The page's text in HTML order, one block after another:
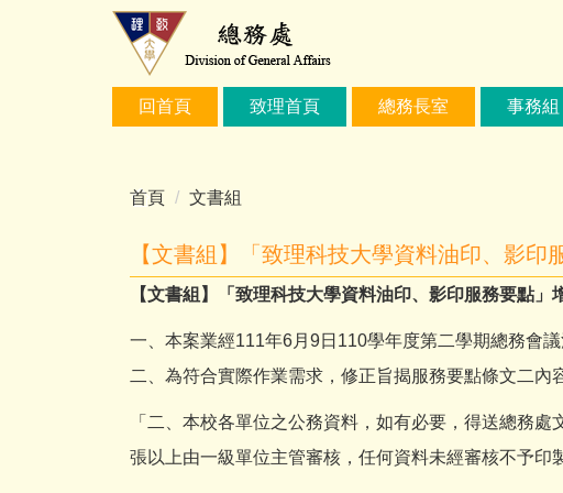
回首頁 致理首頁 總務長室 事務組
首頁 文書組
【文書組】「致理科技大學資料油印、影
【文書組】「致理科技大學資料油印、影印服務要點」
一、本案業經111年6月9日110學年度第二學期總務會
二、為符合實際作業需求，修正旨揭服務要點條文二內
「二、本校各單位之公務資料，如有必要，得送總務處
張以上由一級單位主管審核，任何資料未經審核不予印